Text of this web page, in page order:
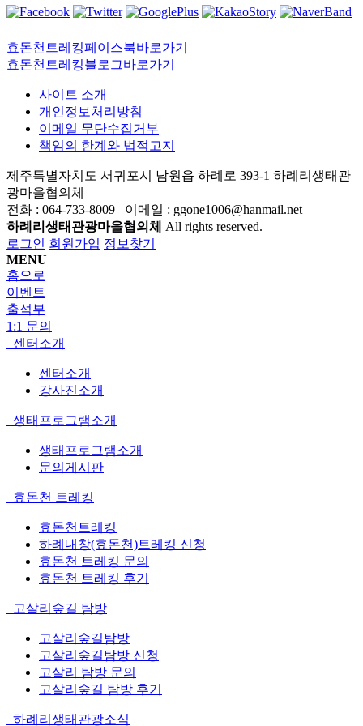
효돈천트레킹페이스북바로가기
효돈천트레킹블로그바로가기
사이트 소개
개인정보처리방침
이메일 무단수집거부
책임의 한계와 법적고지
제주특별자치도 서귀포시 남원읍 하례로 393-1 하례리생태관
광마을협의체
전화 : 064-733-8009 이메일 : ggone1006@hanmail.net
하례리생태관광마을협의체 All rights reserved.
로그인 회원가입 정보찾기
MENU
홈으로
이벤트
출석부
1:1 문의
센터소개
센터소개
강사진소개
생태프로그램소개
생태프로그램소개
문의게시판
효돈천 트레킹
효돈천트레킹
하례내창(효돈천)트레킹 신청
효돈천 트레킹 문의
효돈천 트레킹 후기
고살리숲길 탐방
고살리숲길탐방
고살리숲길탐방 신청
고살리 탐방 문의
고살리숲길 탐방 후기
하례리생태관광소식